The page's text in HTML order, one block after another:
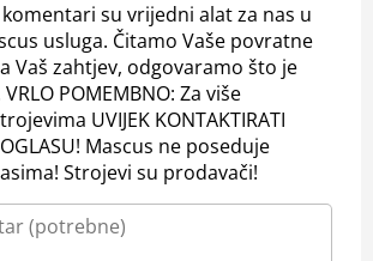
su vrijedni alat za nas u
usluga. Čitamo Vaše povratne
Vaš zahtjev, odgovaramo što je
POMEMBNO: Za više
UVIJEK KONTAKTIRATI
Mascus ne poseduje
Strojevi su prodavači!